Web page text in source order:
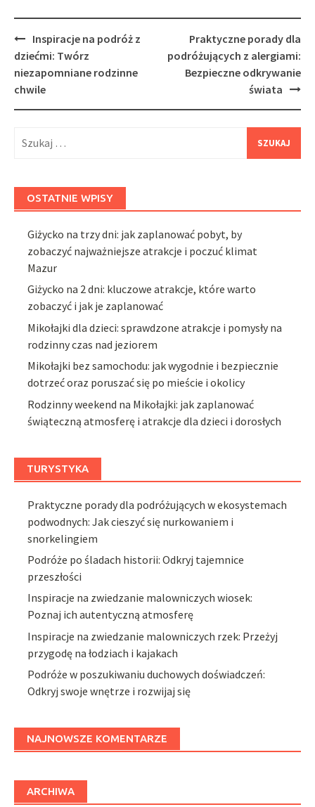
Post
navigation
Inspiracje na podróż z
dziećmi: Twórz
niezapomniane rodzinne
chwile
Praktyczne porady dla
podróżujących z alergiami:
Bezpieczne odkrywanie
świata
OSTATNIE WPISY
Giżycko na trzy dni: jak zaplanować pobyt, by
zobaczyć najważniejsze atrakcje i poczuć klimat
Mazur
Giżycko na 2 dni: kluczowe atrakcje, które warto
zobaczyć i jak je zaplanować
Mikołajki dla dzieci: sprawdzone atrakcje i pomysły na
rodzinny czas nad jeziorem
Mikołajki bez samochodu: jak wygodnie i bezpiecznie
dotrzeć oraz poruszać się po mieście i okolicy
Rodzinny weekend na Mikołajki: jak zaplanować
świąteczną atmosferę i atrakcje dla dzieci i dorosłych
TURYSTYKA
Praktyczne porady dla podróżujących w ekosystemach
podwodnych: Jak cieszyć się nurkowaniem i
snorkelingiem
Podróże po śladach historii: Odkryj tajemnice
przeszłości
Inspiracje na zwiedzanie malowniczych wiosek:
Poznaj ich autentyczną atmosferę
Inspiracje na zwiedzanie malowniczych rzek: Przeżyj
przygodę na łodziach i kajakach
Podróże w poszukiwaniu duchowych doświadczeń:
Odkryj swoje wnętrze i rozwijaj się
NAJNOWSZE KOMENTARZE
ARCHIWA